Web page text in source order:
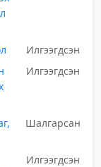
Илгээгдсэн
Илгээгдсэн
Шалгарсан
Илгээгдсэн